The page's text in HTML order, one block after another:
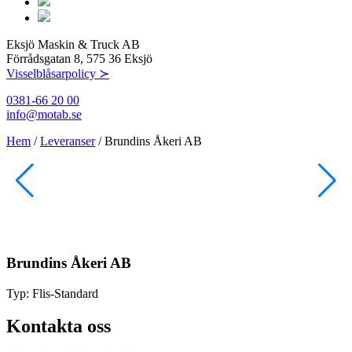
Eksjö Maskin & Truck AB
Förrådsgatan 8, 575 36 Eksjö
Visselblåsarpolicy ≻
0381-66 20 00
info@motab.se
Hem /Leveranser/Brundins Åkeri AB
Brundins Åkeri AB
Typ: Flis-Standard
Kontakta oss